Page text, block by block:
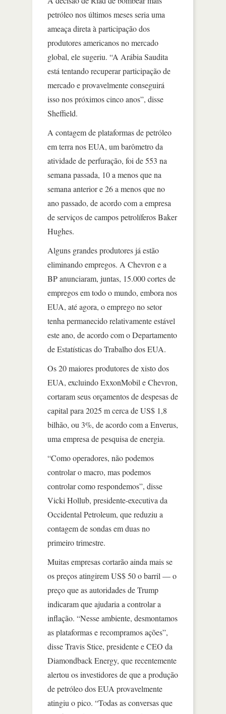
petróleo nos últimos meses seria uma
ameaça direta à participação dos
produtores americanos no mercado
global, ele sugeriu. “A Arábia Saudita
está tentando recuperar participação de
mercado e provavelmente conseguirá
isso nos próximos cinco anos”, disse
Sheffield.
A contagem de plataformas de petróleo
em terra nos EUA, um barômetro da
atividade de perfuração, foi de 553 na
semana passada, 10 a menos que na
semana anterior e 26 a menos que no
ano passado, de acordo com a empresa
de serviços de campos petrolíferos Baker
Hughes.
Alguns grandes produtores já estão
eliminando empregos. A Chevron e a
BP anunciaram, juntas, 15.000 cortes de
empregos em todo o mundo, embora nos
EUA, até agora, o emprego no setor
tenha permanecido relativamente estável
este ano, de acordo com o Departamento
de Estatísticas do Trabalho dos EUA.
Os 20 maiores produtores de xisto dos
EUA, excluindo ExxonMobil e Chevron,
cortaram seus orçamentos de despesas de
capital para 2025 m cerca de US$ 1,8
bilhão, ou 3%, de acordo com a Enverus,
uma empresa de pesquisa de energia.
“Como operadores, não podemos
controlar o macro, mas podemos
controlar como respondemos”, disse
Vicki Hollub, presidente-executiva da
Occidental Petroleum, que reduziu a
contagem de sondas em duas no
primeiro trimestre.
Muitas empresas cortarão ainda mais se
os preços atingirem US$ 50 o barril — o
preço que as autoridades de Trump
indicaram que ajudaria a controlar a
inflação. “Nesse ambiente, desmontamos
as plataformas e recompramos ações”,
disse Travis Stice, presidente e CEO da
Diamondback Energy, que recentemente
alertou os investidores de que a produção
de petróleo dos EUA provavelmente
atingiu o pico. “Todas as conversas que